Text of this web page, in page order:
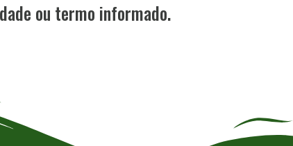
ou termo informado.